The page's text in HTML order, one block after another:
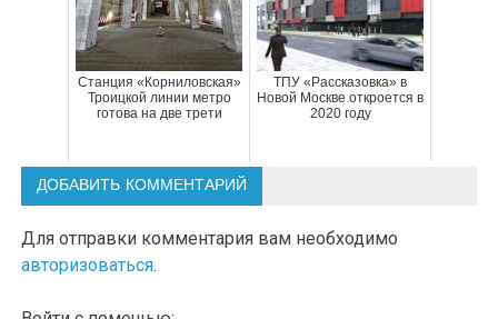
Станция «Корниловская»
Троицкой линии метро
готова на две трети
ТПУ «Рассказовка» в
Новой Москве откроется в
2020 году
ДОБАВИТЬ КОММЕНТАРИЙ
Для отправки комментария вам необходимо
авторизоваться.